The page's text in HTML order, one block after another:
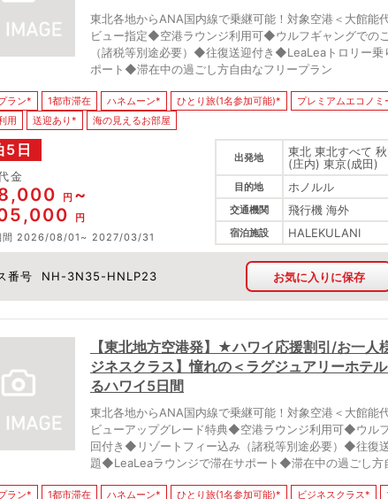
東北各地からANA国内線で乗継可能！対象空港＜大館
ビュー指定◆空港ラウンジ利用可◆ウルフギャングでの
（諸税等別途必要）◆往復送迎付き◆LeaLeaトロリー
ポート◆滞在中の過ごし方自由なフリープラン
ラン* 1都市滞在 ハネムーン* ひとり旅(1名参加可能)* プレミアムエコノミ
用
送迎あり* 海の見えるお部屋
5日
番号 NH-3N35-HNLP23
金
円
円
2026/08/01 2027/03/31
出発地
東北 東北すべて
(庄内) 東京(成田)
目的地 ホノルル
交通機関 飛行機 海外
宿泊施設 HALEKULANI
お気に入りに保存
【東北地方空港発】★ハワイ応援割引/お一
ジネスクラス】憧れの＜ラグジュアリーホテ
るハワイ5日間
東北各地からANA国内線で乗継可能！対象空港＜大館
ビューアップグレード特典◆空港ラウンジ利用可◆ウル
回付き◆リゾートフィー込み（諸税等別途必要）◆往復
題◆LeaLeaラウンジで滞在サポート◆滞在中の過ごし方
ラン* 1都市滞在 ハネムーン* ひとり旅(1名参加可能)* ビジネスクラス*